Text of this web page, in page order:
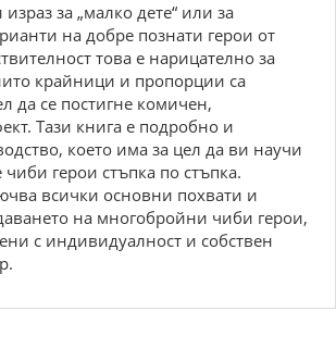
за „малко дете“ или за
на добре познати герои от
това е нарицателно за
крайници и пропорции са
да се постигне комичен,
Тази книга е подробно и
което има за цел да ви научи
чиби герои стъпка по стъпка.
всички основни похвати и
на многобройни чиби герои,
с индивидуалност и собствен